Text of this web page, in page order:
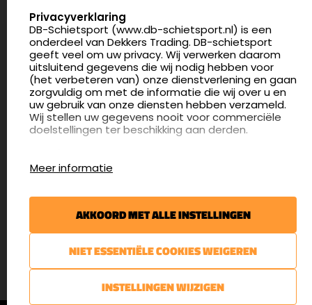
4.8
175 beoordelingen
info@db-schietsport.nl
Openingstijden
Dinsdag en donderdag: 13:00 - 17:00 én 18:00 - 21:00
uur
Afspraak maken
Nieuwsbrief
€5,- kortingsbon voor uw volgende bestelling.
Blijf op de hoogte van het laatste nieuws
SELECT LANGUAGE
Privacyverklaring
DB-Schietsport (www.db-schietsport.nl) is een
onderdeel van Dekkers Trading. DB-schietsport
geeft veel om uw privacy. Wij verwerken daarom
uitsluitend gegevens die wij nodig hebben voor
(het verbeteren van) onze dienstverlening en gaan
zorgvuldig om met de informatie die wij over u en
uw gebruik van onze diensten hebben verzameld.
Wij stellen uw gegevens nooit voor commerciële
doelstellingen ter beschikking aan derden.
website gebruiken en hoe effectief de Adwords-
advertenties van Dekkers trading bij Google
zoekresultaatpagina’s zijn. De aldus verkregen
informatie wordt, met inbegrip van het adres van
uw computer (IP-adres), overgebracht naar en
Verenigde Staten. Lees het privacybeleid van
Meer informatie
AKKOORD MET ALLE INSTELLINGEN
NIET ESSENTIËLE COOKIES WEIGEREN
INSTELLINGEN WIJZIGEN